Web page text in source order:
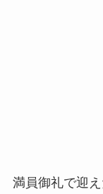
満員御礼で迎